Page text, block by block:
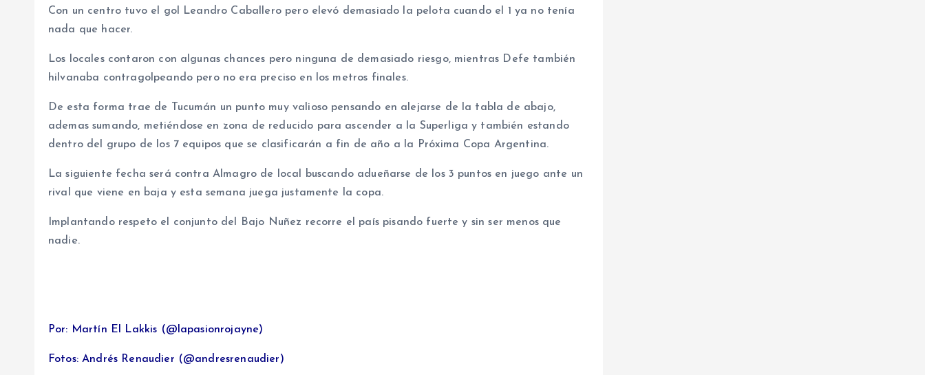
Con un centro tuvo el gol Leandro Caballero pero elevó demasiado la pelota cuando el 1 ya no tenía
nada que hacer.
Los locales contaron con algunas chances pero ninguna de demasiado riesgo, mientras Defe también
hilvanaba contragolpeando pero no era preciso en los metros finales.
De esta forma trae de Tucumán un punto muy valioso pensando en alejarse de la tabla de abajo,
ademas sumando, metiéndose en zona de reducido para ascender a la Superliga y también estando
dentro del grupo de los 7 equipos que se clasificarán a fin de año a la Próxima Copa Argentina.
La siguiente fecha será contra Almagro de local buscando adueñarse de los 3 puntos en juego ante un
rival que viene en baja y esta semana juega justamente la copa.
Implantando respeto el conjunto del Bajo Nuñez recorre el país pisando fuerte y sin ser menos que
nadie.
Por: Martín El Lakkis (@lapasionrojayne)
Fotos: Andrés Renaudier (@andresrenaudier)